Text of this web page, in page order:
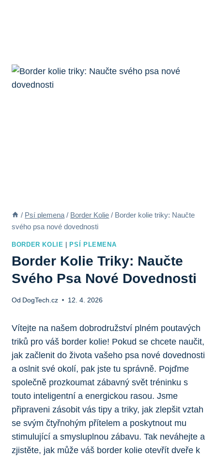
/ Psí plemena / Border Kolie / Border kolie triky: Naučte
svého psa nové dovednosti
BORDER KOLIE PSÍ PLEMENA
Border Kolie Triky: Naučte
Svého Psa Nové Dovednosti
Od DogTech.cz 12. 4. 2026
Vítejte na našem dobrodružství plném poutavých
triků pro váš border kolie! Pokud se chcete naučit,
jak začlenit do života vašeho psa nové dovednosti
a oslnit své okolí, pak jste tu správně. Pojďme
společně prozkoumat zábavný svět tréninku s
touto inteligentní a energickou rasou. Jsme
připraveni zásobit vás tipy a triky, jak zlepšit vztah
se svým čtyřnohým přítelem a poskytnout mu
stimulující a smysluplnou zábavu. Tak neváhejte a
zjistěte, jak může váš border kolie otevřít dveře k